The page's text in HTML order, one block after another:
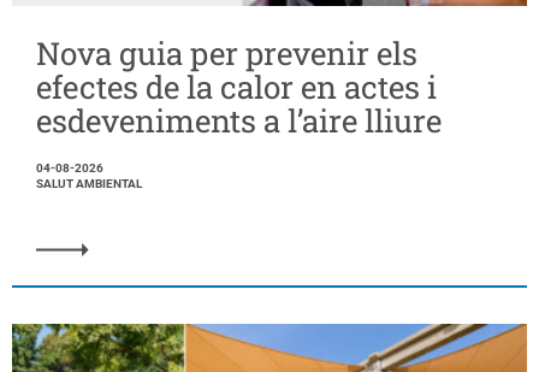
Nova guia per prevenir els
efectes de la calor en actes i
esdeveniments a l’aire lliure
04-08-2026
SALUT AMBIENTAL